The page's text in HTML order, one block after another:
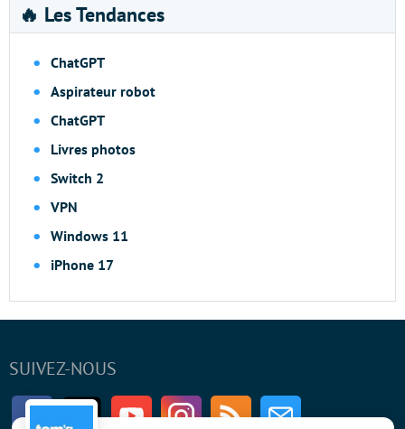
🔥 Les Tendances
ChatGPT
Aspirateur robot
ChatGPT
Livres photos
Switch 2
VPN
Windows 11
iPhone 17
SUIVEZ-NOUS
FacebookTwitter Youtube InstagramRSS Newsletter